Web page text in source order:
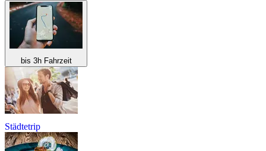
bis 3h Fahrzeit
Städtetrip